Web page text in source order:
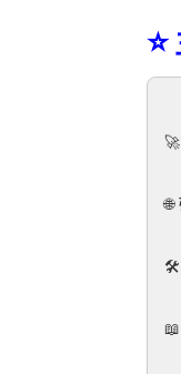
🌐
🛠️
📖